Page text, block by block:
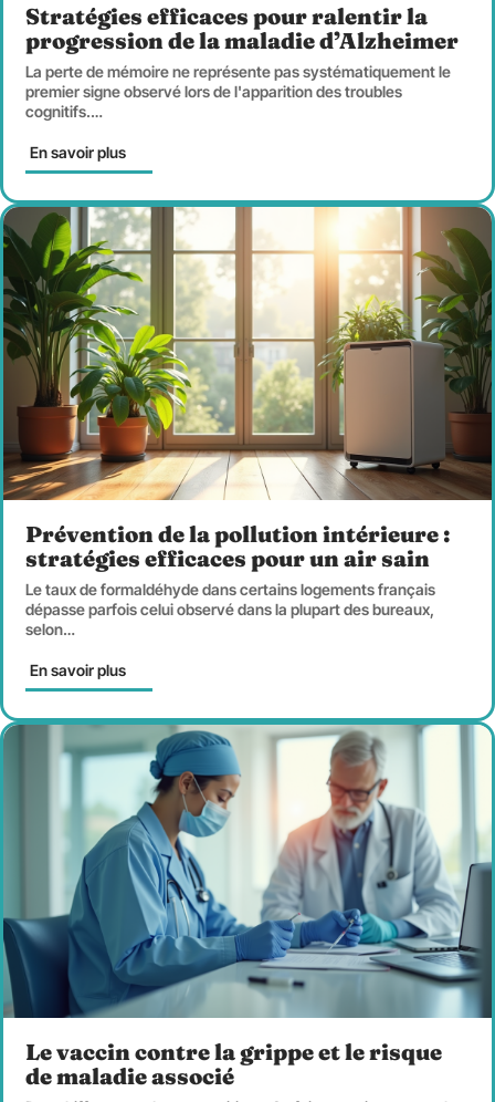
Stratégies efficaces pour ralentir la
progression de la maladie d’Alzheimer
La perte de mémoire ne représente pas systématiquement le
premier signe observé lors de l'apparition des troubles
cognitifs.…
En savoir plus
Prévention de la pollution intérieure :
stratégies efficaces pour un air sain
Le taux de formaldéhyde dans certains logements français
dépasse parfois celui observé dans la plupart des bureaux,
selon…
En savoir plus
Le vaccin contre la grippe et le risque
de maladie associé